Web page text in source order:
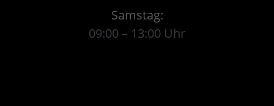
Samstag:
09:00 – 13:00 Uhr